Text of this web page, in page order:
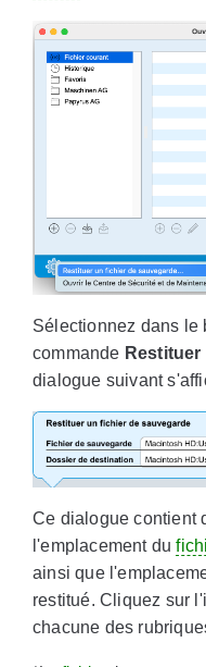
Sélectionnez dans le
commande
dialogue suivant
Ce dialogue contient
l'emplacement du
ainsi que
restitué. Cliquez sur
chacune des